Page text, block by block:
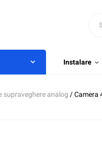
Instalare
supraveghere analog/ Camera